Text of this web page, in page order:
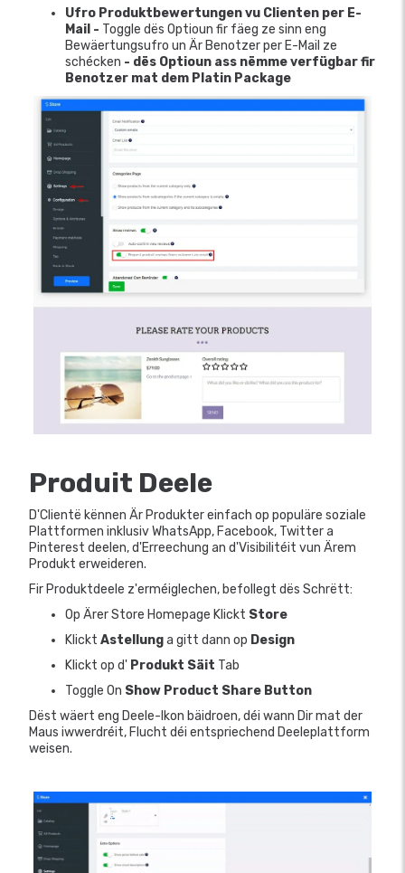
Ufro Produktbewertungen vu Clienten per E-
Mail - Toggle dës Optioun fir fäeg ze sinn eng
Bewäertungsufro un Är Benotzer per E-Mail ze
schécken - dës Optioun ass nëmme verfügbar fir
Benotzer mat dem Platin Package
Produit Deele
D'Clientë kënnen Är Produkter einfach op populäre soziale
Plattformen inklusiv WhatsApp, Facebook, Twitter a
Pinterest deelen, d'Erreechung an d'Visibilitéit vun Ärem
Produkt erweideren.
Fir Produktdeele z'erméiglechen, befollegt dës Schrëtt:
Op Ärer Store Homepage Klickt Store
Klickt Astellunga gitt dann op Design
Klickt op d' Produkt Säit Tab
Toggle On Show Product Share Button
Dëst wäert eng Deele-Ikon bäidroen, déi wann Dir mat der
Maus iwwerdréit, Flucht déi entspriechend Deeleplattform
weisen.